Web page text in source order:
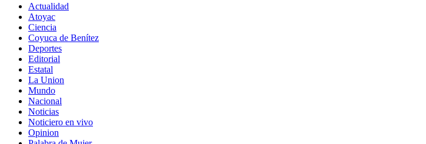
Actualidad
Atoyac
Ciencia
Coyuca de Benítez
Deportes
Editorial
Estatal
La Union
Mundo
Nacional
Noticias
Noticiero en vivo
Opinion